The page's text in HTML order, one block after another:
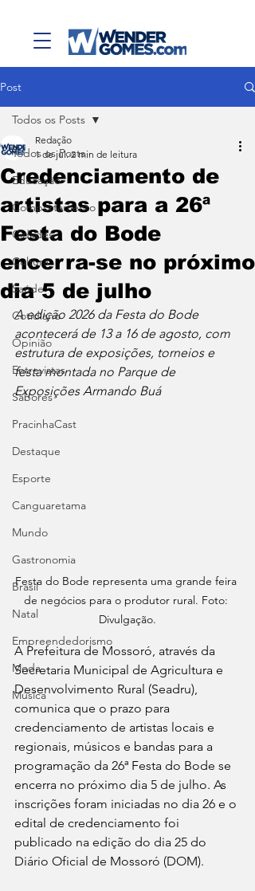
Post
Todos os Posts
Educação
Comportamento
Cidades
Cultura
Saúde
Cotidiano
Opinião
Entrevistas
Sabores
PracinhaCast
Destaque
Esporte
Canguaretama
Mundo
Gastronomia
Brasil
Natal
Empreendedorismo
Moda
Música
Todos os Posts
Credenciamento de
artistas para a 26ª
Festa do Bode
encerra-se no próximo
dia 5 de julho
Redação
1 de jul. 2 min de leitura
A edição 2026 da Festa do Bode
acontecerá de 13 a 16 de agosto, com
estrutura de exposições, torneios e
festa montada no Parque de
Exposições Armando Buá
Festa do Bode representa uma grande feira
de negócios para o produtor rural. Foto:
Divulgação.
A Prefeitura de Mossoró, através da
Secretaria Municipal de Agricultura e
Desenvolvimento Rural (Seadru),
comunica que o prazo para
credenciamento de artistas locais e
regionais, músicos e bandas para a
programação da 26ª Festa do Bode se
encerra no próximo dia 5 de julho. As
inscrições foram iniciadas no dia 26 e o
edital de credenciamento foi
publicado na edição do dia 25 do
Diário Oficial de Mossoró (DOM).